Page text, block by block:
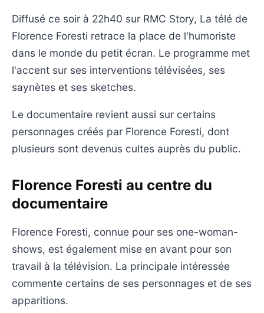
Diffusé ce soir à 22h40 sur RMC Story, La télé de
Florence Foresti retrace la place de l'humoriste
dans le monde du petit écran. Le programme met
l'accent sur ses interventions télévisées, ses
saynètes et ses sketches.
Le documentaire revient aussi sur certains
personnages créés par Florence Foresti, dont
plusieurs sont devenus cultes auprès du public.
Florence Foresti au centre du
documentaire
Florence Foresti, connue pour ses one-woman-
shows, est également mise en avant pour son
travail à la télévision. La principale intéressée
commente certains de ses personnages et de ses
apparitions.